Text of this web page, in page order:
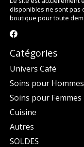
disponibles ne sont pas
boutique pour toute
Catégories
Univers Café
Soins pour Hommes
Soins pour Femmes
Cuisine
Autres
SOLDES